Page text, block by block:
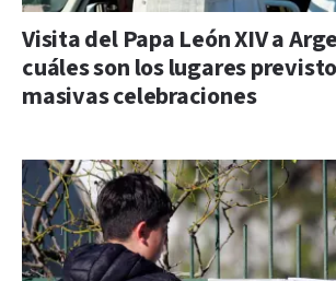
Visita del Papa León XIV a
cuáles son los lugares
masivas celebraciones